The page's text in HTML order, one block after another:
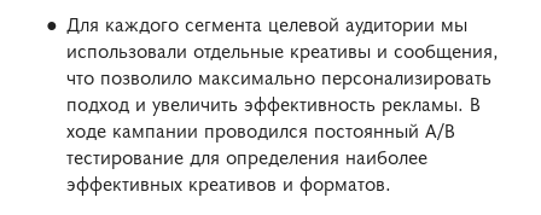
Для каждого сегмента целевой аудитории мы
использовали отдельные креативы и сообщения,
что позволило максимально персонализировать
подход и увеличить эффективность рекламы. В
ходе кампании проводился постоянный A/B
тестирование для определения наиболее
эффективных креативов и форматов.